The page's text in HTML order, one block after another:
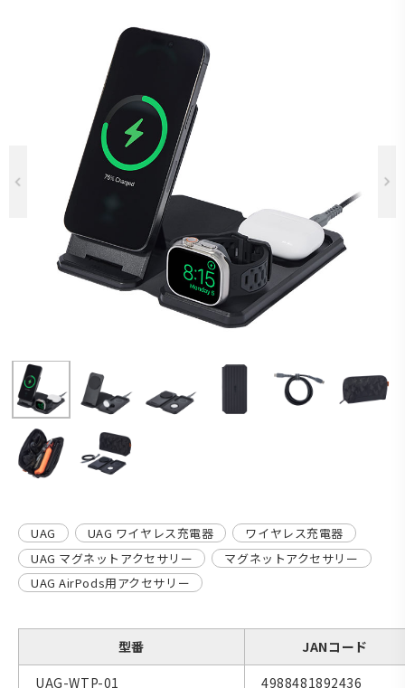
Previous
UAG UAG ワイヤレス充電器
ワイヤレス充電器
UAG マグネットアクセサリー
マグネットアクセサリー
UAG AirPods用アクセサリー
型番
JANコード
UAG-WTP-01
4988481892436